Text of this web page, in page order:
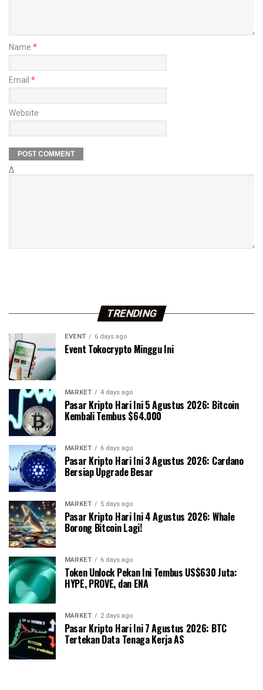
Name *
Email *
Website
Δ
TRENDING
EVENT 6 days ago
Event Tokocrypto Minggu Ini
MARKET 4 days ago
Pasar Kripto Hari Ini 5 Agustus 2026: Bitcoin
Kembali Tembus $64.000
MARKET 6 days ago
Pasar Kripto Hari Ini 3 Agustus 2026: Cardano
Bersiap Upgrade Besar
MARKET 5 days ago
Pasar Kripto Hari Ini 4 Agustus 2026: Whale
Borong Bitcoin Lagi!
MARKET 6 days ago
Token Unlock Pekan Ini Tembus US$630 Juta:
HYPE, PROVE, dan ENA
MARKET 2 days ago
Pasar Kripto Hari Ini 7 Agustus 2026: BTC
Tertekan Data Tenaga Kerja AS